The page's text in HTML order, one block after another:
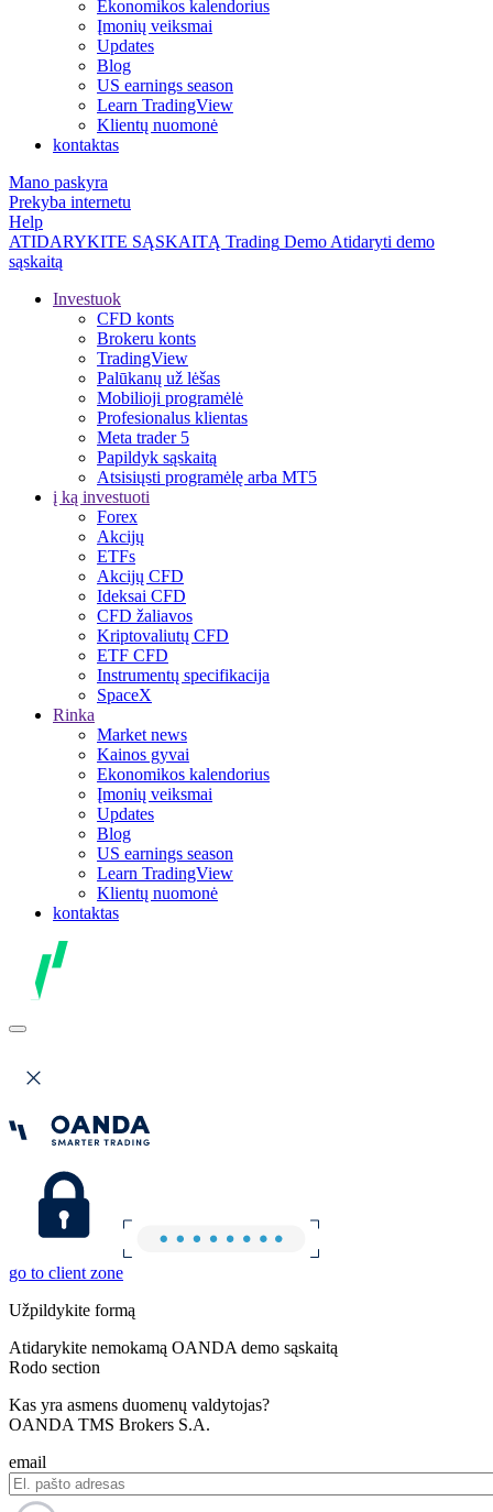
Ekonomikos kalendorius
Įmonių veiksmai
Updates
Blog
US earnings season
Learn TradingView
Klientų nuomonė
kontaktas
Mano paskyra
Prekyba internetu
Help
ATIDARYKITE SĄSKAITĄ Trading Demo Atidaryti demo
sąskaitą
Investuok
CFD konts
Brokeru konts
TradingView
Palūkanų už lėšas
Mobilioji programėlė
Profesionalus klientas
Meta trader 5
Papildyk sąskaitą
Atsisiųsti programėlę arba MT5
į ką investuoti
Forex
Akcijų
ETFs
Akcijų CFD
Ideksai CFD
CFD žaliavos
Kriptovaliutų CFD
ETF CFD
Instrumentų specifikacija
SpaceX
Rinka
Market news
Kainos gyvai
Ekonomikos kalendorius
Įmonių veiksmai
Updates
Blog
US earnings season
Learn TradingView
Klientų nuomonė
kontaktas
go to client zone
Užpildykite formą
Atidarykite nemokamą OANDA demo sąskaitą
Rodo section
Kas yra asmens duomenų valdytojas?
OANDA TMS Brokers S.A.
email